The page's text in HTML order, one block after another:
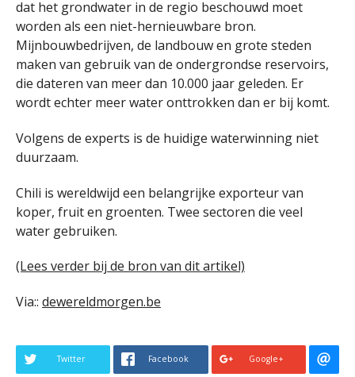
dat het grondwater in de regio beschouwd moet
worden als een niet-hernieuwbare bron.
Mijnbouwbedrijven, de landbouw en grote steden
maken van gebruik van de ondergrondse reservoirs,
die dateren van meer dan 10.000 jaar geleden. Er
wordt echter meer water onttrokken dan er bij komt.
Volgens de experts is de huidige waterwinning niet
duurzaam.
Chili is wereldwijd een belangrijke exporteur van
koper, fruit en groenten. Twee sectoren die veel
water gebruiken.
(Lees verder bij de bron van dit artikel)
Via:: dewereldmorgen.be
Twitter Facebook Google+